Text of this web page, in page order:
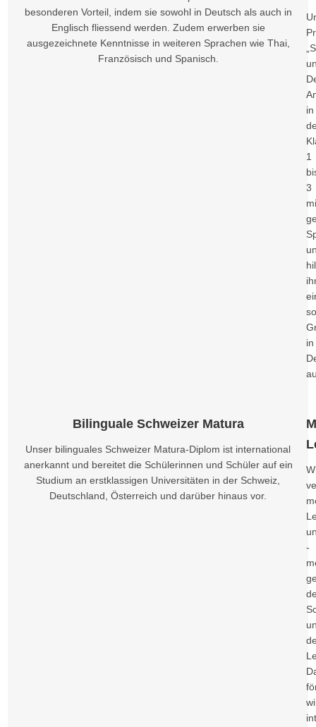
besonderen Vorteil, indem sie sowohl in Deutsch als auch in
Englisch fliessend werden. Zudem erwerben sie
ausgezeichnete Kenntnisse in weiteren Sprachen wie Thai,
Französisch und Spanisch.
in
1
3
in
Bilinguale Schweizer Matura
Unser bilinguales Schweizer Matura-Diplom ist international
anerkannt und bereitet die Schülerinnen und Schüler auf ein
Studium an erstklassigen Universitäten in der Schweiz,
Deutschland, Österreich und darüber hinaus vor.
-